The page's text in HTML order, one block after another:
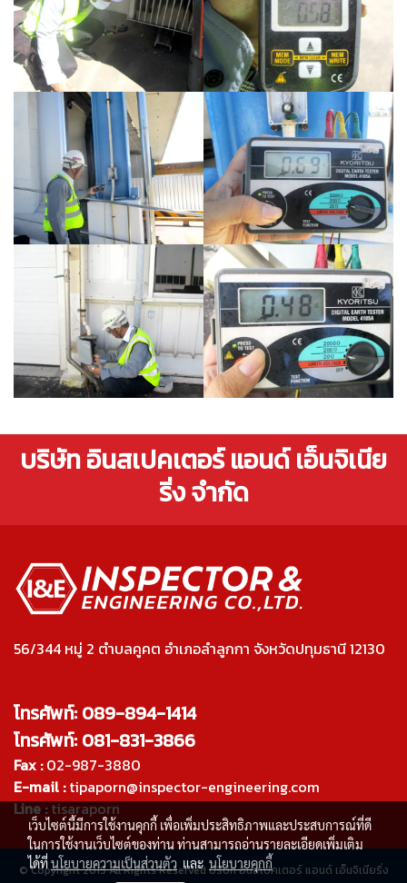
บริษัท อินสเปคเตอร์ แอนด์ เอ็นจิเนีย
ริ่ง จำกัด
56/344 หมู่ 2 ตำบลคูคต อำเภอลำลูกกา จังหวัดปทุมธานี 12130
โทรศัพท์: 089-894-1414
โทรศัพท์: 081-831-3866
Fax :02-987-3880
E-mail :tipaporn@inspector-engineering.com
Line :tisaraporn
© Copyright 2015 All Rights Reserved บริษัท อินสเปคเตอร์ แอนด์ เอ็นจิเนียริ่ง
เว็บไซต์นี้มีการใช้งานคุกกี้ เพื่อเพิ่มประสิทธิภาพและประสบการณ์ที่ดี
ในการใช้งานเว็บไซต์ของท่าน ท่านสามารถอ่านรายละเอียดเพิ่มเติม
ได้ที่นโยบายความเป็นส่วนตัว และ นโยบายคุกกี้